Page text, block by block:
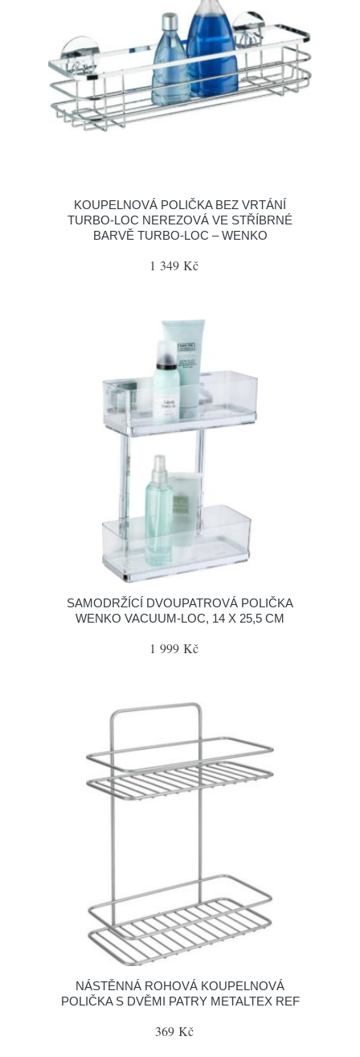
KOUPELNOVÁ POLIČKA BEZ VRTÁNÍ
TURBO-LOC NEREZOVÁ VE STŘÍBRNÉ
BARVĚ TURBO-LOC – WENKO
1 349 Kč
SAMODRŽÍCÍ DVOUPATROVÁ POLIČKA
WENKO VACUUM-LOC, 14 X 25,5 CM
1 999 Kč
NÁSTĚNNÁ ROHOVÁ KOUPELNOVÁ
POLIČKA S DVĚMI PATRY METALTEX REF
369 Kč